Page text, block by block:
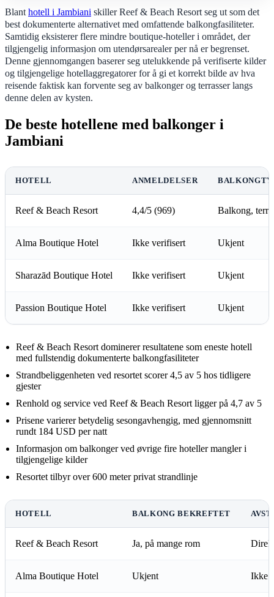
Blanthotell i Jambiani skiller Reef & Beach Resort seg ut som det
best dokumenterte alternativet med omfattende balkongfasiliteter.
Samtidig eksisterer flere mindre boutique-hoteller i området, der
tilgjengelig informasjon om utendørsarealer per nå er begrenset.
Denne gjennomgangen baserer seg utelukkende på verifiserte kilder
og tilgjengelige hotellaggregatorer for å gi et korrekt bilde av hva
reisende faktisk kan forvente seg av balkonger og terrasser langs
denne delen av kysten.
De beste hotellene med balkonger i
Jambiani
HOTELL ANMELDELSER
Reef & Beach Resort 4,4/5 (969) Balkong,
Alma Boutique Hotel Ikke verifisert Ukjent
Sharazād Boutique Hotel Ikke verifisert Ukjent
Passion Boutique Hotel Ikke verifisert Ukjent
Reef & Beach Resort dominerer resultatene som eneste hotell
med fullstendig dokumenterte balkongfasiliteter
Strandbeliggenheten ved resortet scorer 4,5 av 5 hos tidligere
gjester
Renhold og service ved Reef & Beach Resort ligger på 4,7 av 5
Prisene varierer betydelig sesongavhengig, med gjennomsnitt
rundt 184 USD per natt
Informasjon om balkonger ved øvrige fire hoteller mangler i
tilgjengelige kilder
Resortet tilbyr over 600 meter privat strandlinje
HOTELL BALKONG BEKREFTET
Reef & Beach Resort Ja, på mange rom
Alma Boutique Hotel Ukjent Ikke